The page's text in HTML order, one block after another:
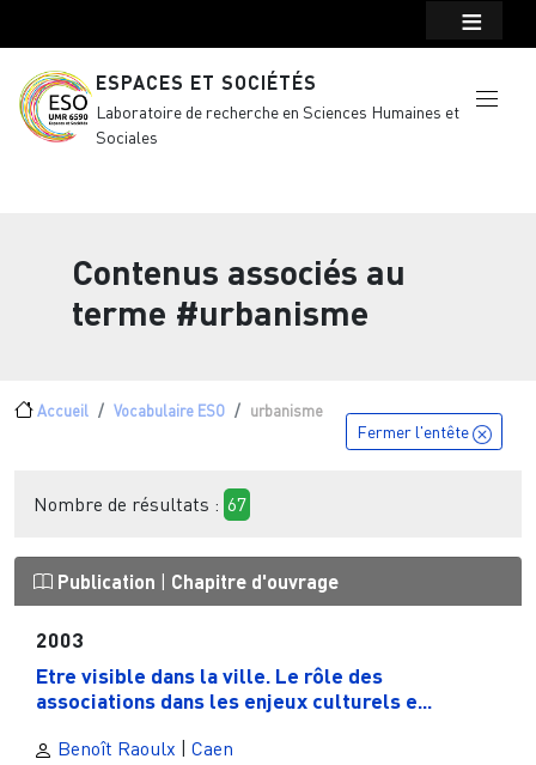
ESPACES ET SOCIÉTÉS
Laboratoire de recherche en Sciences Humaines et
Sociales
Contenus associés au
terme #urbanisme
Fil d'Ariane
Accueil Vocabulaire ESO urbanisme
Fermer l'entête
Nombre de résultats : 67
Publication Chapitre d'ouvrage
2003
Etre visible dans la ville. Le rôle des
associations dans les enjeux culturels e...
Benoît Raoulx | Caen